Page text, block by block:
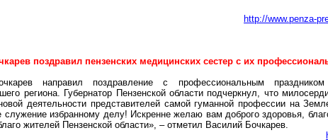
http://www.penza-
поздравил пензенских медицинских сестер с их
направил поздравление с профессиональным
региона. Губернатор Пензенской области подчеркнул, что
деятельности представителей самой гуманной профессии на
служение избранному делу! Искренне желаю вам доброго здоровья,
жителей Пензенской области», – отметил Василий Бочкарев.